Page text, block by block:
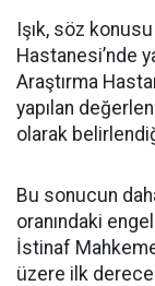
Işık, söz
Hastanesi’nde
Araştırma
yapılan
olarak
Bu sonucun
oranındaki
İstinaf
üzere ilk